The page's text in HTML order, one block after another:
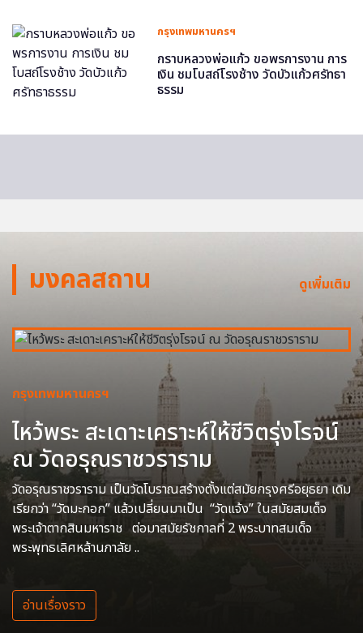
กรุงเทพมหานครฯ
กราบหลวงพ่อแก้ว ขอพรการงาน การ
เงิน ชมโบสถ์โรงช้าง วัดบัวแก้วศรัทธา
ธรรม
มงคลสถาน ดูเพิ่มเติม
กรุงเทพมหานครฯ
ไหว้พระ สะเดาะเคราะห์ให้ชีวิตรุ่งโรจน์
ณ วัดอรุณราชวราราม
วัดอรุณราชวราราม เป็นวัดโบราณสร้างตั้งแต่สมัยกรุงศรีอยุธยา เดิม
เรียกว่า “วัดมะกอก” แล้วเปลี่ยนมาเป็น “วัดแจ้ง” ในสมัยสมเด็จ
พระเจ้าตากสินมหาราช ต่อมาสมัยรัชกาลที่ 2 พระบาทสมเด็จ
พระพุทธเลิศหล้านภาลัย ..
อ่านเรื่องราว